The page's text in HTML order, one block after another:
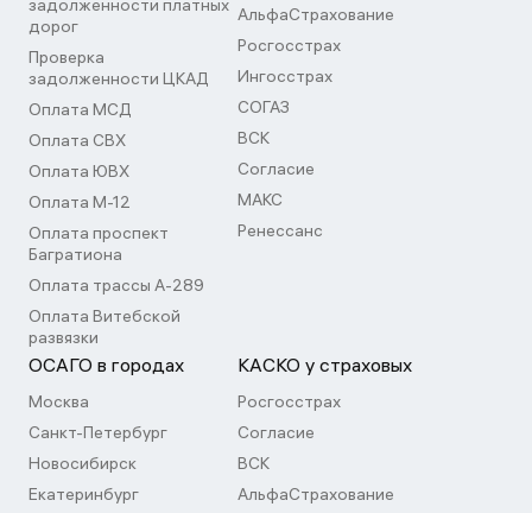
задолженности платных
дорог
Проверка
задолженности ЦКАД
Оплата МСД
Оплата СВХ
Оплата ЮВХ
Оплата М-12
Оплата проспект
Багратиона
Оплата трассы А-289
Оплата Витебской
развязки
АльфаСтрахование
Росгосстрах
Ингосстрах
СОГАЗ
ВСК
Согласие
МАКС
Ренессанс
ОСАГО в городах
Москва
Санкт-Петербург
Новосибирск
Екатеринбург
КАСКО у страховых
Росгосстрах
Согласие
ВСК
АльфаСтрахование